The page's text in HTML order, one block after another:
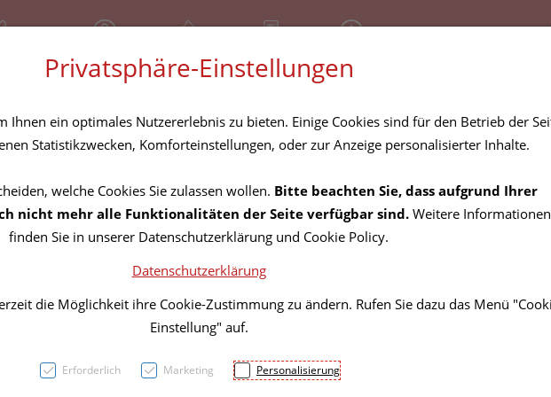
Geschlossen Über uns Rezept-Anfrage
Alessandro
New York Grey
10,51 EUR
Privatsphäre-Einstellungen
Ihnen ein optimales Nutzererlebnis zu bieten. Einige Cookies sind für den Betrieb der
Statistikzwecken, Komforteinstellungen, oder zur Anzeige personalisierter Inhalte.
welche Cookies Sie zulassen wollen. Bitte beachten Sie, dass aufgrund Ihrer
nicht mehr alle Funktionalitäten der Seite verfügbar sind. Weitere Informationen
finden Sie in unserer Datenschutzerklärung und Cookie Policy.
Datenschutzerklärung
die Möglichkeit ihre Cookie-Zustimmung zu ändern. Rufen Sie dazu das Menü
Einstellung" auf.
Erforderlich Marketing Personalisierung